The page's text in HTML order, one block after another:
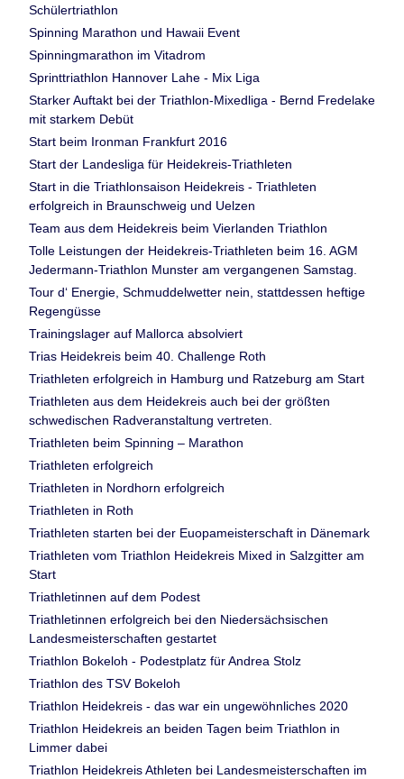
Schülertriathlon
Spinning Marathon und Hawaii Event
Spinningmarathon im Vitadrom
Sprinttriathlon Hannover Lahe - Mix Liga
Starker Auftakt bei der Triathlon-Mixedliga - Bernd Fredelake
mit starkem Debüt
Start beim Ironman Frankfurt 2016
Start der Landesliga für Heidekreis-Triathleten
Start in die Triathlonsaison Heidekreis - Triathleten
erfolgreich in Braunschweig und Uelzen
Team aus dem Heidekreis beim Vierlanden Triathlon
Tolle Leistungen der Heidekreis-Triathleten beim 16. AGM
Jedermann-Triathlon Munster am vergangenen Samstag.
Tour d‘ Energie, Schmuddelwetter nein, stattdessen heftige
Regengüsse
Trainingslager auf Mallorca absolviert
Trias Heidekreis beim 40. Challenge Roth
Triathleten erfolgreich in Hamburg und Ratzeburg am Start
Triathleten aus dem Heidekreis auch bei der größten
schwedischen Radveranstaltung vertreten.
Triathleten beim Spinning – Marathon
Triathleten erfolgreich
Triathleten in Nordhorn erfolgreich
Triathleten in Roth
Triathleten starten bei der Euopameisterschaft in Dänemark
Triathleten vom Triathlon Heidekreis Mixed in Salzgitter am
Start
Triathletinnen auf dem Podest
Triathletinnen erfolgreich bei den Niedersächsischen
Landesmeisterschaften gestartet
Triathlon Bokeloh - Podestplatz für Andrea Stolz
Triathlon des TSV Bokeloh
Triathlon Heidekreis - das war ein ungewöhnliches 2020
Triathlon Heidekreis an beiden Tagen beim Triathlon in
Limmer dabei
Triathlon Heidekreis Athleten bei Landesmeisterschaften im